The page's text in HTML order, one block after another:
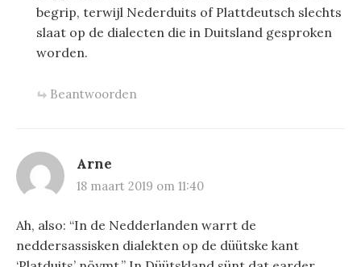
begrip, terwijl Nederduits of Plattdeutsch slechts
slaat op de dialecten die in Duitsland gesproken
worden.
Beantwoorden
Arne
18 maart 2019 om 11:40
Ah, also: “In de Nedderlanden warrt de
neddersassisken dialekten op de düütske kant